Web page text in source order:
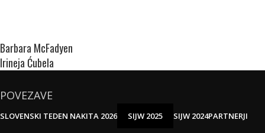
Barbara McFadyen
Irineja Ćubela
POVEZAVE
SLOVENSKI TEDEN NAKITA 2026 SIJW 2025 SIJW 2024PARTNERJI